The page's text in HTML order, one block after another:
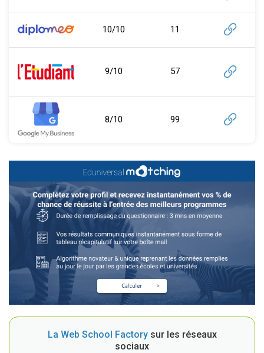
10/10 11
9/10 57
8/10 99
La Web School Factory sur les réseaux
sociaux